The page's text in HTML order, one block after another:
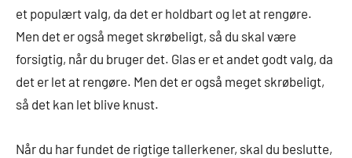
et populært valg, da det er holdbart og let at rengøre.
Men det er også meget skrøbeligt, så du skal være
forsigtig, når du bruger det. Glas er et andet godt valg, da
det er let at rengøre. Men det er også meget skrøbeligt,
så det kan let blive knust.
Når du har fundet de rigtige tallerkener, skal du beslutte,